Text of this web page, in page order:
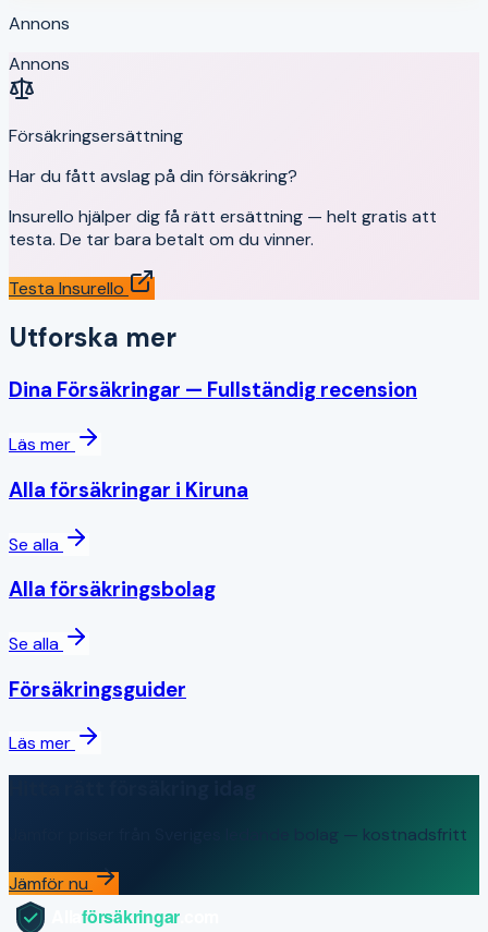
Annons
Annons
Försäkringsersättning
Har du fått avslag på din försäkring?
Insurello hjälper dig få rätt ersättning — helt gratis att
testa. De tar bara betalt om du vinner.
Testa Insurello
Utforska mer
Dina Försäkringar — Fullständig recension
Läs mer
Alla försäkringar i Kiruna
Se alla
Alla försäkringsbolag
Se alla
Försäkringsguider
Läs mer
Jämför priser från Sveriges ledande bolag — kostnadsfritt
Jämför nu